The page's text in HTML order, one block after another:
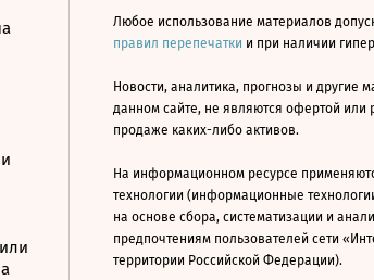
Любое использование материалов
правил перепечатки и при наличии
Новости, аналитика, прогнозы и другие
данном сайте, не являются офертой или
продаже каких-либо активов.
На информационном ресурсе
технологии (информационные
на основе сбора, систематизации и
предпочтениям пользователей сети
территории Российской Федерации).